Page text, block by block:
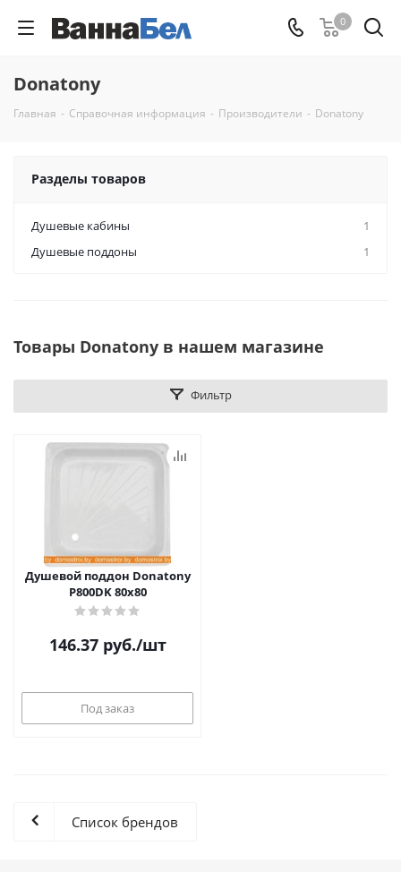
0
Donatony
Главная - Справочная информация - Производители - Donatony
Разделы товаров
Душевые кабины
1
Душевые поддоны
1
Товары Donatony в нашем магазине
Фильтр
Душевой поддон Donatony
P800DK 80x80
146.37руб./шт
Под заказ
Список брендов